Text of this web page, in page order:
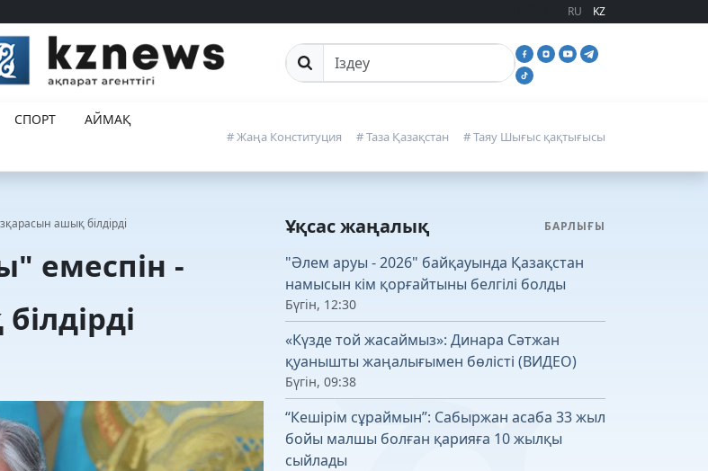
RU KZ
Сайттан іздеу
СПОРТ
АЙМАҚ
# Жаңа Конституция # Таза Қазақстан # Таяу Шығыс қақтығысы
ашық білдірді
емеспін -
Ұқсас жаңалық БАРЛЫҒЫ
"Әлем аруы - 2026" байқауында Қазақстан
намысын кім қорғайтыны белгілі болды
Бүгін, 12:30
«Күзде той жасаймыз»: Динара Сәтжан
қуанышты жаңалығымен бөлісті (ВИДЕО)
Бүгін, 09:38
“Кешірім сұраймын”: Сабыржан асаба 33 жыл
бойы малшы болған қарияға 10 жылқы
сыйлады